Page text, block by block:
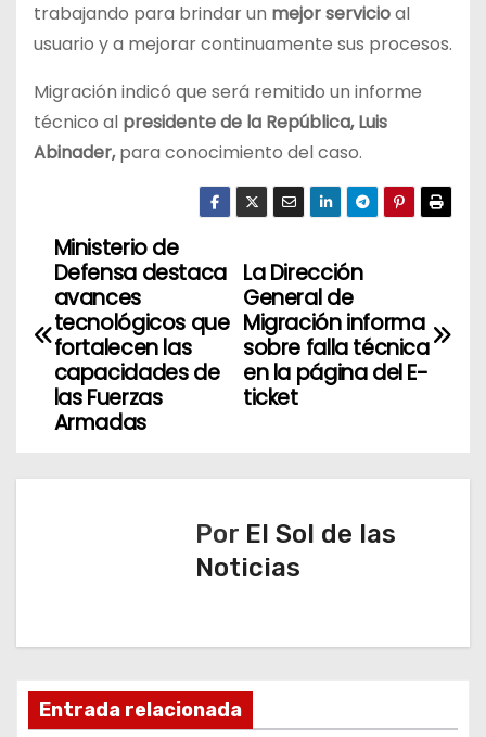
trabajando para brindar un mejor servicioal
usuario y a mejorar continuamente sus procesos.
Migración indicó que será remitido un informe
técnico al presidente de la República, Luis
Abinader,para conocimiento del caso.
N
v
a
d
La Dirección
General de
Migración informa
sobre falla técnica
en la página del E-
ticket
Ministerio de
Defensa destaca
avances
tecnológicos que
fortalecen las
capacidades de
las Fuerzas
Armadas
Por El Sol de las
Noticias
Entrada relacionada